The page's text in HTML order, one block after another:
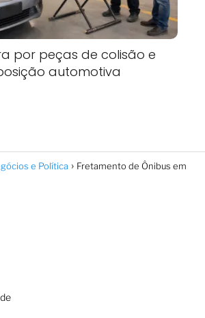
por peças de colisão e
automotiva
e Política
Fretamento de Ônibus em